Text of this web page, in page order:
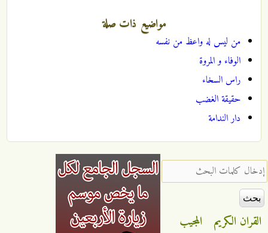
مواضيع ذات صلة
من ليس له واعظ من نفسه
الوفاء و المروة
راس السخاء
حقيقة الغضب
دار الندامة
‏إدخال كلمات البحث ‏
القران الكريم
المجيب